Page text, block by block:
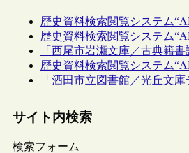
歴史資料検索閲覧システム
歴史資料検索閲覧システム
「西尾市岩瀬文庫／古典籍
歴史資料検索閲覧システム
「酒田市立図書館／光丘文
サイト内検索
検索フォーム